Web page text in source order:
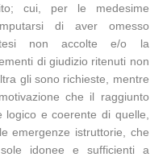
cui, per le medesime
di aver omesso
tesi non accolte e/o la
di giudizio ritenuti non
gli sono richieste, mentre
che il raggiunto
e coerente di quelle,
emergenze istruttorie, che
idonee e sufficienti a